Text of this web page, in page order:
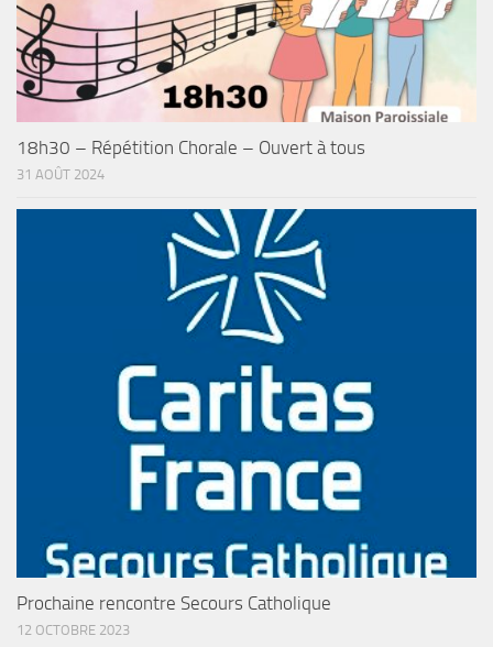
18h30 – Répétition Chorale – Ouvert à tous
31 AOÛT 2024
Prochaine rencontre Secours Catholique
12 OCTOBRE 2023